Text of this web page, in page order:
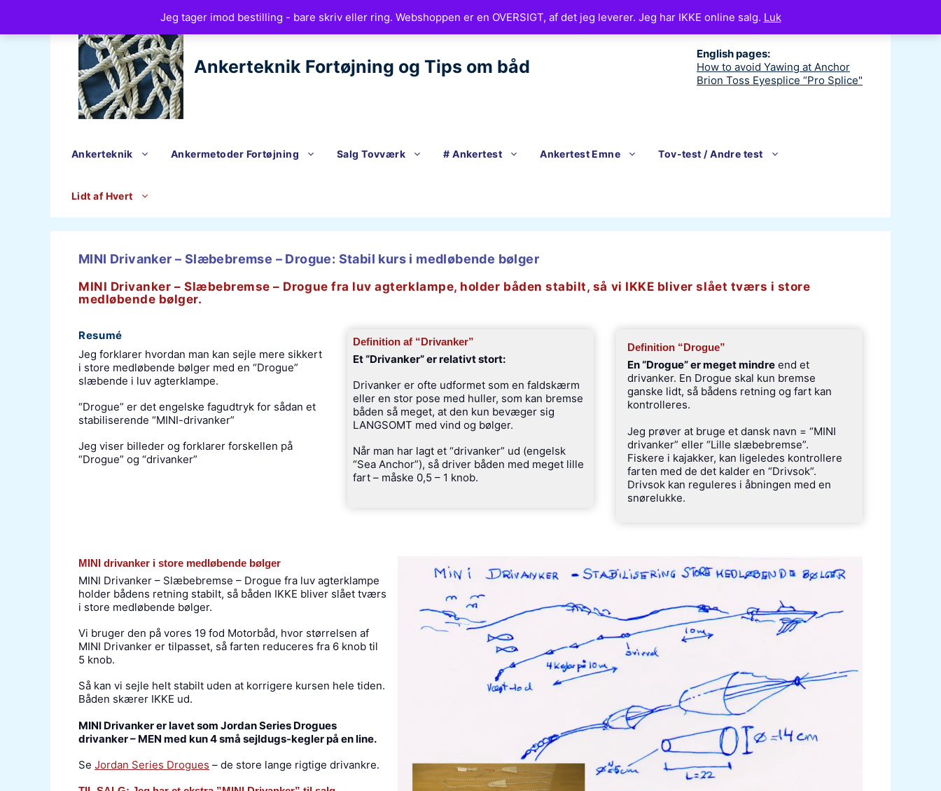
Jeg tager imod bestilling - bare skriv eller ring. Webshoppen er en OVERSIGT, af det jeg leverer. Jeg har IKKE online salg. Luk
indhold
Ankerteknik Fortøjning og Tips om båd
English pages:
How to avoid Yawing at Anchor
Brion Toss Eyesplice “Pro Splice"
Ankerteknik Ankermetoder Fortøjning Salg Tovværk # Ankertest Ankertest Emne Tov-test / Andre test
Lidt af Hvert
MINI Drivanker – Slæbebremse – Drogue: Stabil kurs i medløbende bølger
MINI Drivanker – Slæbebremse – Drogue fra luv agterklampe, holder båden stabilt, så vi IKKE bliver slået tværs i store
medløbende bølger.
Resumé
Jeg forklarer hvordan man kan sejle mere sikkert
i store medløbende bølger med en “Drogue”
slæbende i luv agterklampe.
“Drogue” er det engelske fagudtryk for sådan et
stabiliserende “MINI-drivanker”
Jeg viser billeder og forklarer forskellen på
“Drogue” og “drivanker”
Definition af “Drivanker”
Et “Drivanker” er relativt stort:
Drivanker er ofte udformet som en faldskærm
eller en stor pose med huller, som kan bremse
båden så meget, at den kun bevæger sig
LANGSOMT med vind og bølger.
Når man har lagt et “drivanker” ud (engelsk
“Sea Anchor”), så driver båden med meget lille
fart – måske 0,5 – 1 knob.
Definition “Drogue”
En “Drogue” er meget mindre end et
drivanker. En Drogue skal kun bremse
ganske lidt, så bådens retning og fart kan
kontrolleres.
Jeg prøver at bruge et dansk navn = “MINI
drivanker” eller “Lille slæbebremse”.
Fiskere i kajakker, kan ligeledes kontrollere
farten med de det kalder en “Drivsok”.
Drivsok kan reguleres i åbningen med en
snørelukke.
MINI drivanker i store medløbende bølger
MINI Drivanker – Slæbebremse – Drogue fra luv agterklampe
holder bådens retning stabilt, så båden IKKE bliver slået tværs
i store medløbende bølger.
Vi bruger den på vores 19 fod Motorbåd, hvor størrelsen af
MINI Drivanker er tilpasset, så farten reduceres fra 6 knob til
5 knob.
Så kan vi sejle helt stabilt uden at korrigere kursen hele tiden.
Båden skærer IKKE ud.
MINI Drivanker er lavet som Jordan Series Drogues
drivanker – MEN med kun 4 små sejldugs-kegler på en line.
Se Jordan Series Drogues – de store lange rigtige drivankre.